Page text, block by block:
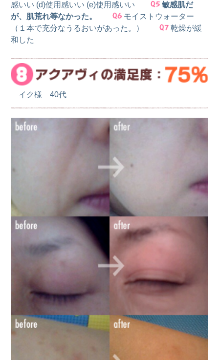
感いい (d)使用感いい (e)使用感いい
敏感肌だ
が、肌荒れ等なかった。
モイストウォーター
（１本で充分なうるおいがあった。）
乾燥が緩
和した
イク様 40代